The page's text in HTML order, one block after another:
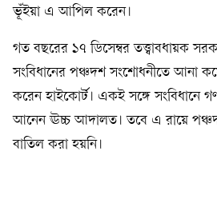
ভূঁইয়া এ আপিল করেন।
গত বছরের ১৭ ডিসেম্বর তত্ত্বাবধায়ক
সংবিধানের পঞ্চদশ সংশোধনীতে আনা
করেন হাইকোর্ট। একই সঙ্গে সংবিধানে
আনেন ঊচ্চ আদালত। তবে এ রায়ে
বাতিল করা হয়নি।